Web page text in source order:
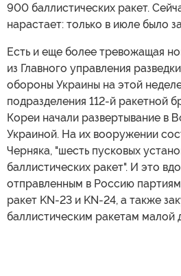
900 баллистических ракет.
нарастает: только в июле было
Есть и еще более тревожащая
из Главного управления
обороны Украины на этой
подразделения 112-й ракетной
Кореи начали развертывание в
Украиной. На их вооружении
Черняка, "шесть пусковых
баллистических ракет". И это
отправленным в Россию
ракет KN-23 и KN-24, а также
баллистическим ракетам малой